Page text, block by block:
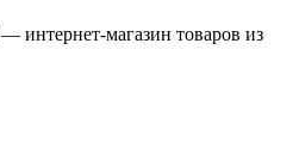
интернет-магазин товаров из